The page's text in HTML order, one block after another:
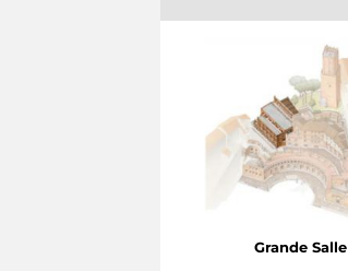
Grande Salle